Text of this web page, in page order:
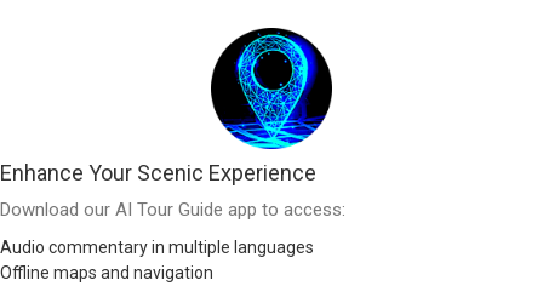
Enhance Your Scenic Experience
Download our AI Tour Guide app to access:
Audio commentary in multiple languages
Offline maps and navigation